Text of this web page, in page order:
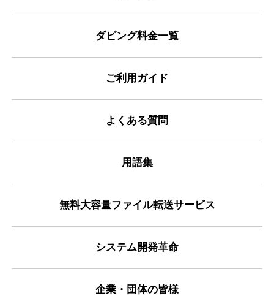
ダビング料金一覧
ご利用ガイド
よくある質問
用語集
無料大容量ファイル転送サービス
システム開発革命
企業・団体の皆様